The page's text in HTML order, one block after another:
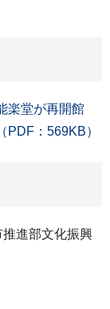
楽堂が再開館
PDF：569KB）
進部文化振興